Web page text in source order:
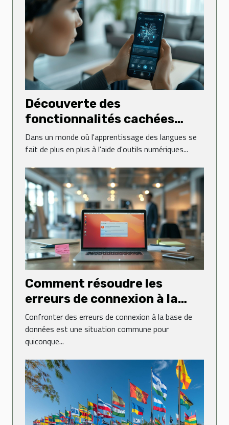
Découverte des
fonctionnalités cachées
dans les applications de
langues
Dans un monde où l'apprentissage des langues se
fait de plus en plus à l'aide d'outils numériques...
Comment résoudre les
erreurs de connexion à la
base de données sur un site
web
Confronter des erreurs de connexion à la base de
données est une situation commune pour
quiconque...